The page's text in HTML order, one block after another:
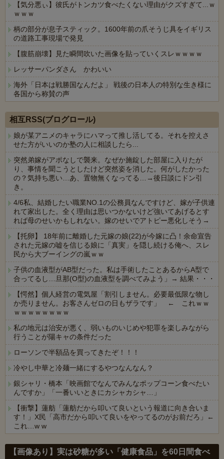
【気分悪ぃ】彼氏がトンカツ食べたくない理由がクズすぎて...ｗ
ｗｗｗ
柄の部分が息子スティック。1600年前の爪そうじ具をイギリス
の道路工事現場で発見
【腹筋崩壊】見た瞬間吹いた画像を貼っていくスレｗｗｗｗ
レッサーパンダさん かわいい
海外「日本は戦勝国なんだよ」 戦後の日本人の特別な生き様に
各国から称賛の声
相互RSS(ブログロール)
娘が某アニメのキャラにハマって推し活してる。それを控えさ
せた方がいいのか塾の人に相談したら...
突然弟嫁がアポなしで襲来。なぜか施錠した部屋に入りたが
り、事情を聞こうとしたけど突然姿を消した。何がしたかった
の？気持ち悪い…あ、置物無くなってる…→後日談にドン引
き。
4/6私、結婚したい職業NO.1の公務員なんですけど、嫁が子供連
れて家出した。全く理由は思いつかないけど強いてあげるとす
れば母のせいかもしれない。嫁のせいでアトピー悪化しそう→
【托卵】 18年前に離婚した元嫁の娘(22)が今嫁に凸！余命宣告
された元嫁の嘘を信じる娘に「真実」を隠し続ける俺へ、スレ
民から大ブーイングの嵐ｗｗ
子供の血液型がAB型だった。私は手術したことあるからA型で
合ってるし…旦那(O型)の血液型を調べてみよう」→ 結果・・・
【愕然】個人経営の電気屋「割引しません。必要最低限な物し
か売りません。お客さんゼロの日もザラです」 ← これｗｗ
ｗｗｗｗｗｗｗｗ
私の地元は治安が悪く、弱いものいじめや犯罪を楽しみながら
行うことが陽キャの条件だった
ローソンで半額品を買ってきたぞ！！！
冷やし中華と冷麺一緒にするやつなんなん？
銀シャリ・橋本「映画館でなんでみんなポップコーン食べたい
んですか」「一番いいときにカシャカシャ…」
【衝撃】蓮舫「蓮舫だから叩いて良いという報道に向き合いま
す！」X民「高市だから叩いて良いをやってるのがお前だろ」←
これ…w w
【画像あり】実は砂糖が多い「健康食品」を60日間食べ